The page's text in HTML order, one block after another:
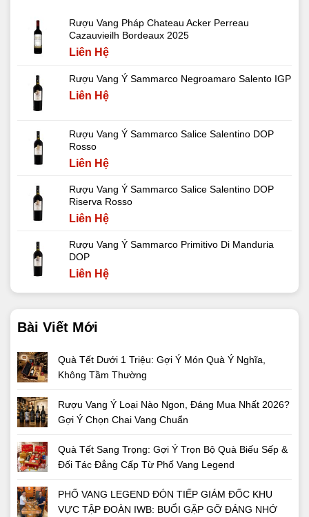
Rượu Vang Pháp Chateau Acker Perreau
Cazauvieilh Bordeaux 2025
Liên Hệ
Rượu Vang Ý Sammarco Negroamaro Salento IGP
Liên Hệ
Rượu Vang Ý Sammarco Salice Salentino DOP
Rosso
Liên Hệ
Rượu Vang Ý Sammarco Salice Salentino DOP
Riserva Rosso
Liên Hệ
Rượu Vang Ý Sammarco Primitivo Di Manduria
DOP
Liên Hệ
Bài Viết Mới
Quà Tết Dưới 1 Triệu: Gợi Ý Món Quà Ý Nghĩa,
Không Tầm Thường
Rượu Vang Ý Loại Nào Ngon, Đáng Mua Nhất 2026?
Gợi Ý Chọn Chai Vang Chuẩn
Quà Tết Sang Trọng: Gợi Ý Trọn Bộ Quà Biếu Sếp &
Đối Tác Đẳng Cấp Từ Phố Vang Legend
PHỐ VANG LEGEND ĐÓN TIẾP GIÁM ĐỐC KHU
VỰC TẬP ĐOÀN IWB: BUỔI GẶP GỠ ĐÁNG NHỚ